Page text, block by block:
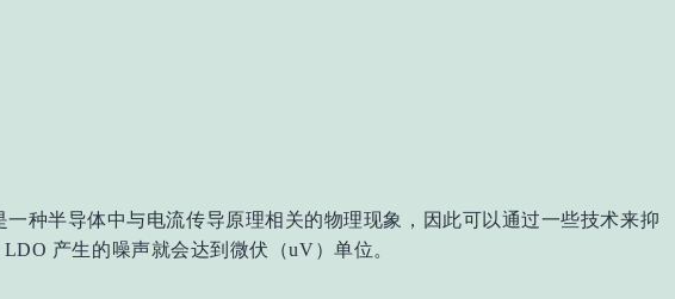
种半导体中与电流传导原理相关的物理现象，因此可以通过一些技术来抑
产生的噪声就会达到微伏（uV）单位。